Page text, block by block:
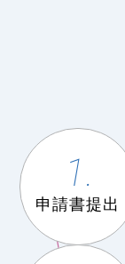
1.
申請書提出